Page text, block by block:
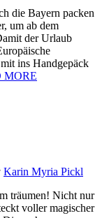
die Bayern packen
um ab dem
der Urlaub
ins Handgepäck
MORE
Karin Myria Pickl
träumen! Nicht nur
voller magischer